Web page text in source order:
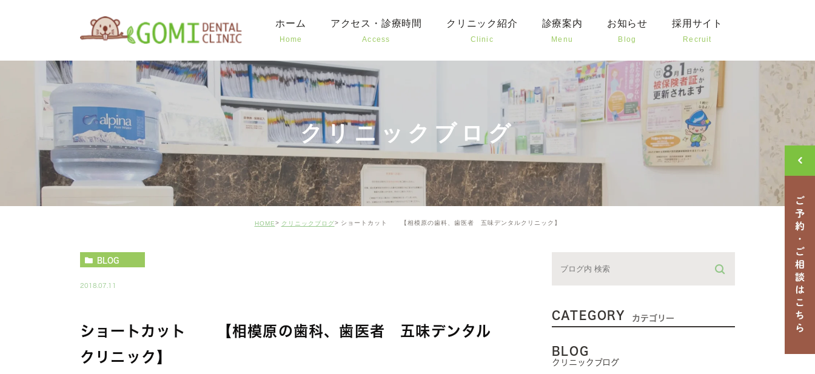
ホーム
Home
アクセス・診療時間
Access
クリニック紹介
Clinic
診療案内
Menu
予防治療
お子様や高齢者の治療
審美治療
口腔外科
矯正歯科
お知らせ
Blog
新着情報
クリニックブログ
採用サイト
Recruit
クリニックブログ
HOME クリニックブログ ショートカット 【相模原の歯科、歯医者 五味デンタルクリニック】
BLOG
2018.07.11
ショートカット 【相模原の歯科、歯医者 五味デンタル
クリニック】
CATEGORY カテゴリー
BLOG
クリニックブログ